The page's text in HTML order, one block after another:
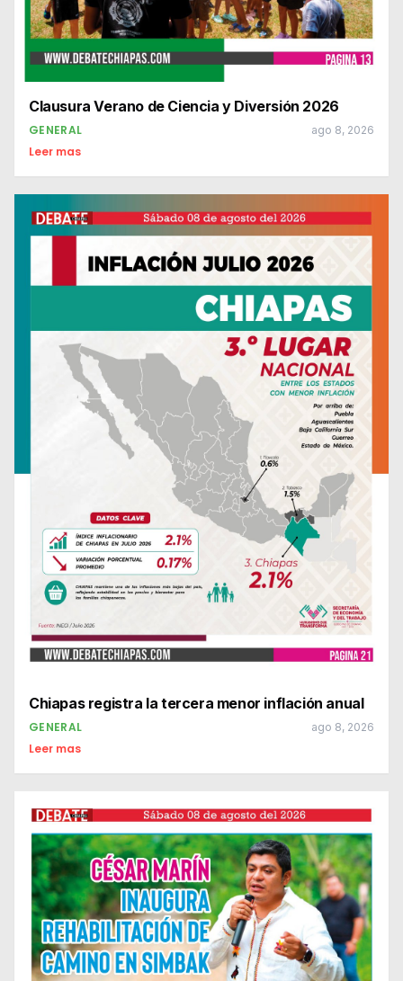
Clausura Verano de Ciencia y Diversión 2026
GENERAL ago 8, 2026
Leer mas
Chiapas registra la tercera menor inflación anual
GENERAL ago 8, 2026
Leer mas